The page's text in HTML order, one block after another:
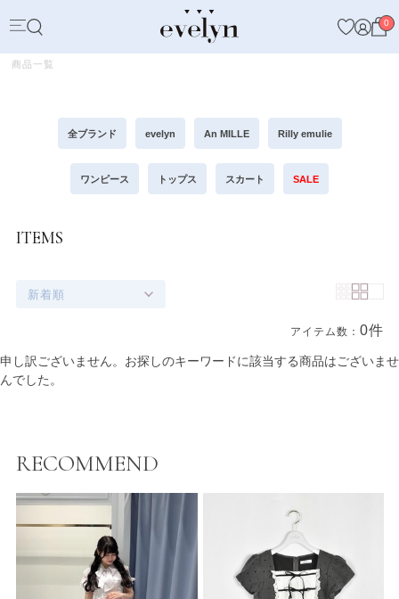
0
商品一覧
全ブランド evelyn An MILLE Rilly emulie
ワンピース トップス スカート SALE
ITEMS
新着順
アイテム数：0件
商品一覧
申し訳ございません。お探しのキーワードに該当する商品はございませ
んでした。
RECOMMEND